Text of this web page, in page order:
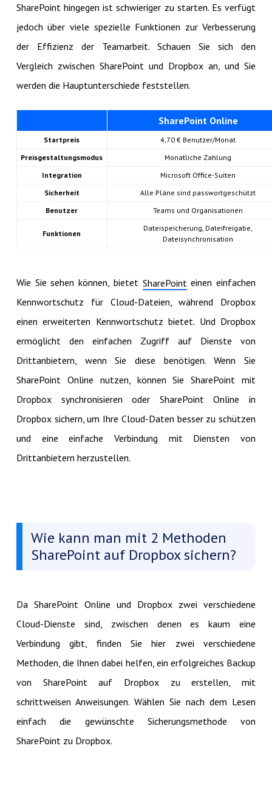
SharePoint hingegen ist schwieriger zu starten. Es verfügt
jedoch über viele spezielle Funktionen zur Verbesserung
der Effizienz der Teamarbeit. Schauen Sie sich den
Vergleich zwischen SharePoint und Dropbox an, und Sie
werden die Hauptunterschiede feststellen.
SharePoint Online
Startpreis
4,70 € Benutzer/Monat
Preisgestaltungsmodus
Monatliche Zahlung
Integration
Microsoft Office-Suiten
Sicherheit
Alle Pläne sind passwortgeschützt
Benutzer
Teams und Organisationen
Funktionen
Dateispeicherung, Dateifreigabe,
Dateisynchronisation
Wie Sie sehen können, bietet SharePoint einen einfachen
Kennwortschutz für Cloud-Dateien, während Dropbox
einen erweiterten Kennwortschutz bietet. Und Dropbox
ermöglicht den einfachen Zugriff auf Dienste von
Drittanbietern, wenn Sie diese benötigen. Wenn Sie
SharePoint Online nutzen, können Sie SharePoint mit
Dropbox synchronisieren oder SharePoint Online in
Dropbox sichern, um Ihre Cloud-Daten besser zu schützen
und eine einfache Verbindung mit Diensten von
Drittanbietern herzustellen.
Wie kann man mit 2 Methoden
SharePoint auf Dropbox sichern?
Da SharePoint Online und Dropbox zwei verschiedene
Cloud-Dienste sind, zwischen denen es kaum eine
Verbindung gibt, finden Sie hier zwei verschiedene
Methoden, die Ihnen dabei helfen, ein erfolgreiches Backup
von SharePoint auf Dropbox zu erstellen, mit
schrittweisen Anweisungen. Wählen Sie nach dem Lesen
einfach die gewünschte Sicherungsmethode von
SharePoint zu Dropbox.